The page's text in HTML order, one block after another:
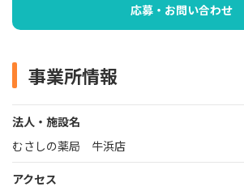
応募・お問い合わせ
事業所情報
法人・施設名
むさしの薬局 牛浜店
アクセス